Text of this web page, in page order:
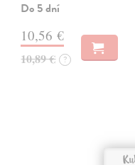
Do 5 dní
10,56 €
10,89 € ?